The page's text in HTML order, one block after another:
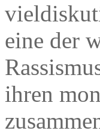
eine der
ihren